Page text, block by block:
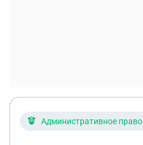
Административное право